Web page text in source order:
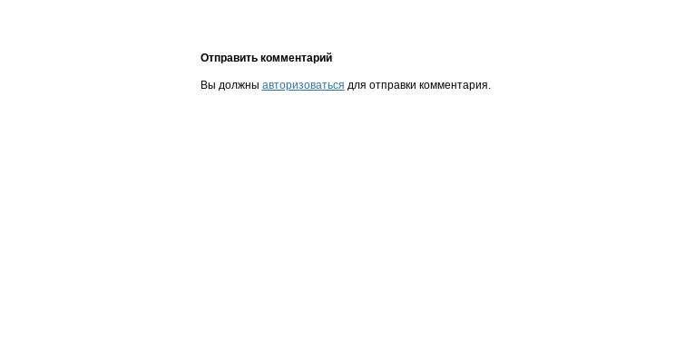
Отправить комментарий
Вы должны авторизоваться для отправки комментария.